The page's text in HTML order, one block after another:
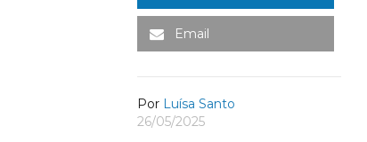
Email
Por Luísa Santo
26/05/2025